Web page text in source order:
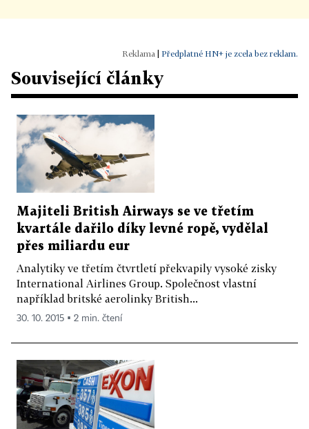
Předplatné HN+ je zcela bez reklam.
Související články
Majiteli British Airways se ve třetím
kvartále dařilo díky levné ropě, vydělal
přes miliardu eur
Analytiky ve třetím čtvrtletí překvapily vysoké zisky
International Airlines Group. Společnost vlastní
například britské aerolinky British...
30. 10. 2015 ▪ 2 min. čtení